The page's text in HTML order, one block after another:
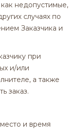
недопустимые,
случаях по
Заказчика и
при
и/или
а также
заказ.
и время